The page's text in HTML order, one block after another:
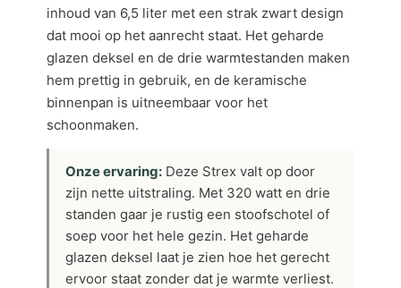
inhoud van 6,5 liter met een strak zwart design
dat mooi op het aanrecht staat. Het geharde
glazen deksel en de drie warmtestanden maken
hem prettig in gebruik, en de keramische
binnenpan is uitneembaar voor het
schoonmaken.
Onze ervaring: Deze Strex valt op door
zijn nette uitstraling. Met 320 watt en drie
standen gaar je rustig een stoofschotel of
soep voor het hele gezin. Het geharde
glazen deksel laat je zien hoe het gerecht
ervoor staat zonder dat je warmte verliest.